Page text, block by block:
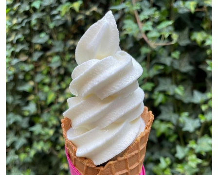
LOCAL ローカルエリア
all
札幌
道北
道南
道東
道央